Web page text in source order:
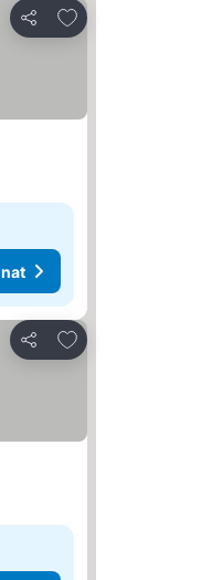
Jaa
Lisää suosikkeihin
Jaa
Lisää suosikkeihin